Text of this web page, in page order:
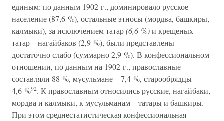
единым: по данным 1902 г., доминировало русское
население (87,6 %), остальные этносы (мордва, башкиры,
калмыки), за исключением татар(6,6 %)и крещеных
татар – нагайбаков (2,9 %), были представлены
достаточно слабо (суммарно 2,9 %). В конфессиональном
отношении, по данным на 1902 г., православные
составляли 88 %, мусульмане – 7,4 %, старообрядцы –
4,6 %92. К православным относились русские, нагайбаки,
мордва и калмыки, к мусульманам – татары и башкиры.
При этом среднестатистическая конфессиональная